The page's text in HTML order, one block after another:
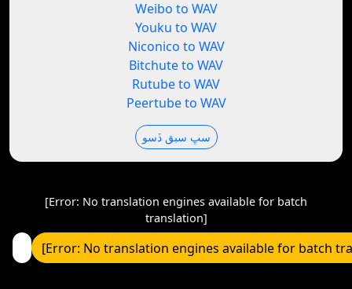
Weibo to WAV
Youku to WAV
Niconico to WAV
Bitchute to WAV
Rutube to WAV
Peertube to WAV
سڀ سبق ڏسو
[Error: No translation engines available for batch
translation]
[Error: No translation engines available for batch